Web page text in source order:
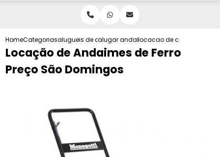
HomeCategoriasalugueis de andaimesalugar andaime em sao paulo
locacao de andaimes de
Locação de Andaimes de Ferro
Preço São Domingos